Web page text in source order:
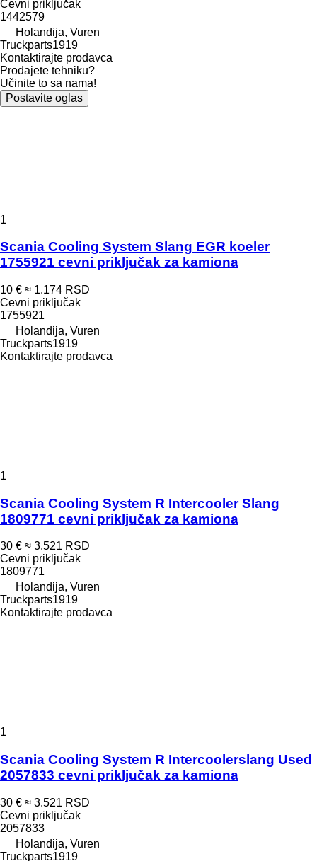
Cevni priključak
1442579
Holandija, Vuren
Truckparts1919
Kontaktirajte prodavca
Prodajete tehniku?
Učinite to sa nama!
Postavite oglas
1
Scania Cooling System Slang EGR koeler
1755921 cevni priključak za kamiona
10 € ≈ 1.174 RSD
Cevni priključak
1755921
Holandija, Vuren
Truckparts1919
Kontaktirajte prodavca
1
Scania Cooling System R Intercooler Slang
1809771 cevni priključak za kamiona
30 € ≈ 3.521 RSD
Cevni priključak
1809771
Holandija, Vuren
Truckparts1919
Kontaktirajte prodavca
1
Scania Cooling System R Intercoolerslang Used
2057833 cevni priključak za kamiona
30 € ≈ 3.521 RSD
Cevni priključak
2057833
Holandija, Vuren
Truckparts1919